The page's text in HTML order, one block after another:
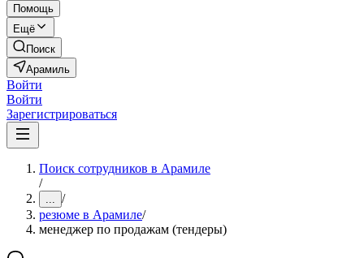
Помощь
Ещё
Поиск
Арамиль
Войти
Войти
Зарегистрироваться
Поиск сотрудников в Арамиле
/
... /
резюме в Арамиле/
менеджер по продажам (тендеры)